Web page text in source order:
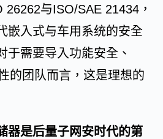
与ISO/SAE 21434，
嵌入式与车用系统的安全
于需要导入功能安全、
的团队而言，这是理想的
器是后量子网安时代的第